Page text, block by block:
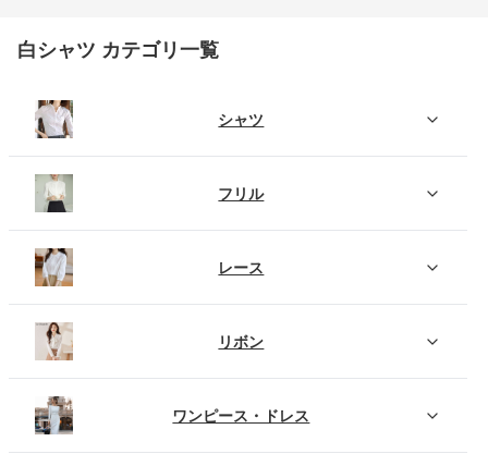
白シャツ カテゴリ一覧
シャツ
フリル
レース
リボン
ワンピース・ドレス